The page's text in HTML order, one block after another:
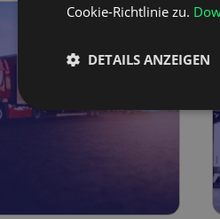
Cookie-Richtlinie zu.
DETAILS ANZEIGEN